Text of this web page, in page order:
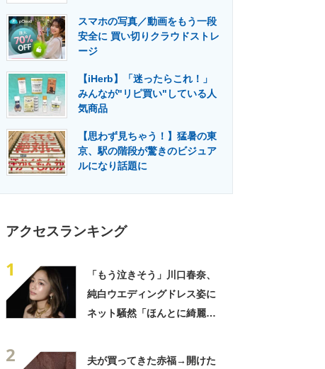
スマホの写真／動画をもう一段
安全に 買い切りクラウドストレ
ージ
【iHerb】「迷ったらこれ！」
みんなが"リピ買い"している人
気商品
【思わず見ちゃう！】猛暑の東
京、駅の階段が驚きのビジュア
ルになり話題に
アクセスランキング
1
「もう泣きそう」川口春奈、
純白ウエディングドレス姿に
ネット騒然「ほんとに綺麗」
2
夫が買ってきた赤福→開けた